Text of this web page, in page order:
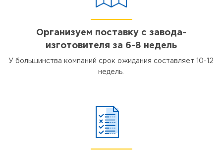
Организуем поставку с завода-
изготовителя за 6-8 недель
У большинства компаний срок ожидания составляет 10-12
недель.